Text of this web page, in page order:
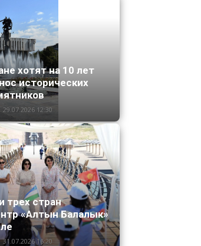
хотят на 10 лет
исторических
29.07.2026 12:30
трех стран
«Алтын Балалык»
31.07.2026 16:20